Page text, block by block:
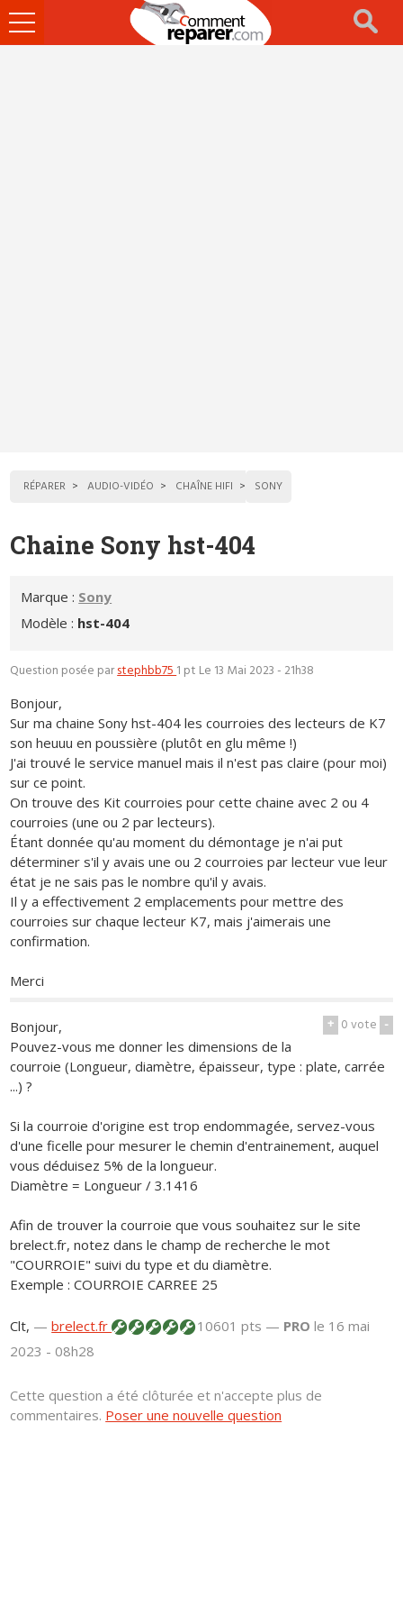
Ouvrir
le
RÉPARER AUDIO-VIDÉO CHAÎNE HIFI SONY
Chaine Sony hst-404
Marque : Sony
Modèle : hst-404
Question posée parstephbb751 pt Le 13 Mai 2023 - 21h38
Bonjour,
Sur ma chaine Sony hst-404 les courroies des lecteurs de K7
son heuuu en poussière (plutôt en glu même !)
J'ai trouvé le service manuel mais il n'est pas claire (pour moi)
sur ce point.
On trouve des Kit courroies pour cette chaine avec 2 ou 4
courroies (une ou 2 par lecteurs).
Étant donnée qu'au moment du démontage je n'ai put
déterminer s'il y avais une ou 2 courroies par lecteur vue leur
état je ne sais pas le nombre qu'il y avais.
Il y a effectivement 2 emplacements pour mettre des
courroies sur chaque lecteur K7, mais j'aimerais une
confirmation.
Merci
+ 0vote -
Bonjour,
Pouvez-vous me donner les dimensions de la
courroie (Longueur, diamètre, épaisseur, type : plate, carrée
...) ?
Si la courroie d'origine est trop endommagée, servez-vous
d'une ficelle pour mesurer le chemin d'entrainement, auquel
vous déduisez 5% de la longueur.
Diamètre = Longueur / 3.1416
Afin de trouver la courroie que vous souhaitez sur le site
brelect.fr, notez dans le champ de recherche le mot
"COURROIE" suivi du type et du diamètre.
Exemple : COURROIE CARREE 25
Clt, —brelect.fr 10601 pts — PRO le 16 mai
2023 - 08h28
Cette question a été clôturée et n'accepte plus de
commentaires. Poser une nouvelle question